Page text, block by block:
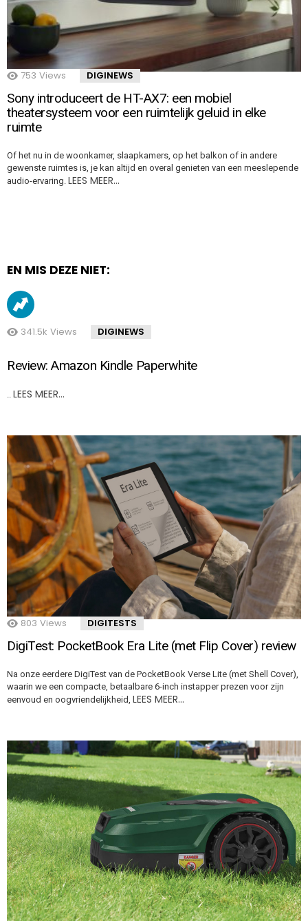
753 Views DIGINEWS
Sony introduceert de HT-AX7: een mobiel
theatersysteem voor een ruimtelijk geluid in elke
ruimte
Of het nu in de woonkamer, slaapkamers, op het balkon of in andere
gewenste ruimtes is, je kan altijd en overal genieten van een meeslepende
audio-ervaring. LEES MEER…
EN MIS DEZE NIET:
341.5k Views DIGINEWS
Review: Amazon Kindle Paperwhite
LEES MEER…
803 Views DIGITESTS
DigiTest: PocketBook Era Lite (met Flip Cover) review
Na onze eerdere DigiTest van de PocketBook Verse Lite (met Shell Cover),
waarin we een compacte, betaalbare 6-inch instapper prezen voor zijn
eenvoud en oogvriendelijkheid, LEES MEER…